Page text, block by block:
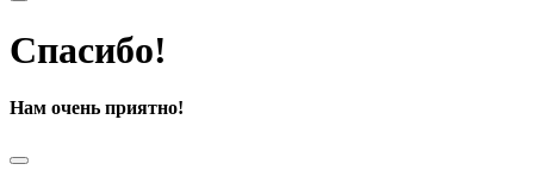
Спасибо!
Нам очень приятно!